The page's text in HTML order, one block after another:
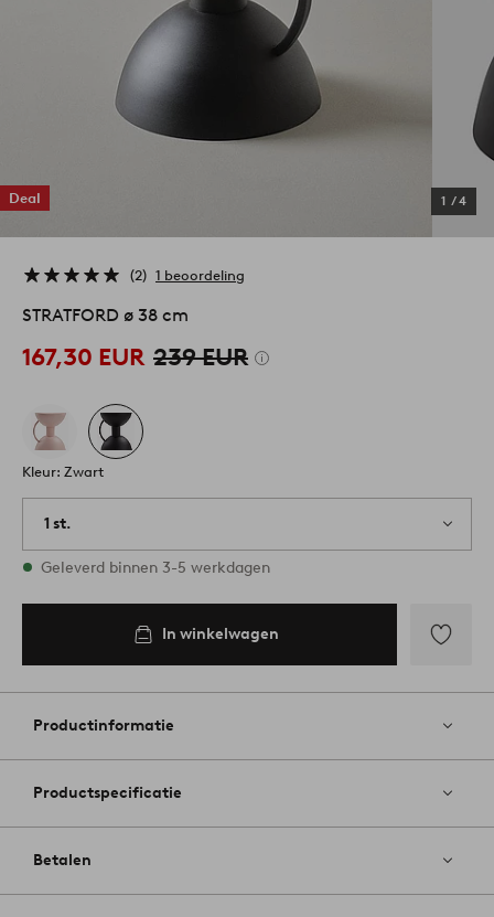
Deal 1 /4
2 1 beoordeling
STRATFORD ø 38 cm
167,30 EUR 239 EUR
Kleur: Zwart
1 st.
Op voorraad
Geleverd binnen 3-5 werkdagen
In winkelwagen
aan
Productinformatie
Productspecificatie
Betalen